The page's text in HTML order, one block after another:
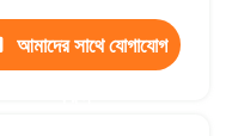
আমাদের সাথে যোগাযোগ